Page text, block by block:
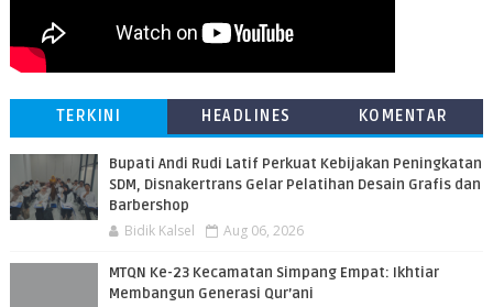
TERKINI HEADLINES KOMENTAR
Bupati Andi Rudi Latif Perkuat Kebijakan Peningkatan
SDM, Disnakertrans Gelar Pelatihan Desain Grafis dan
Barbershop
Bidik Kalsel Aug 06, 2026
MTQN Ke-23 Kecamatan Simpang Empat: Ikhtiar
Membangun Generasi Qur’ani